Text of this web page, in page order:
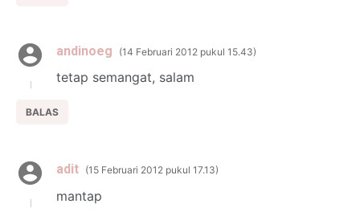
andinoeg 14 Februari 2012 pukul 15.43
tetap semangat, salam
BALAS
adit 15 Februari 2012 pukul 17.13
mantap